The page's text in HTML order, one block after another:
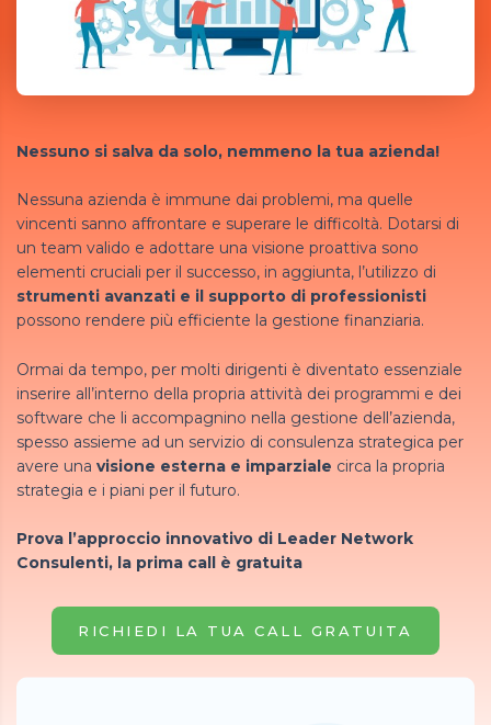
Nessuno si salva da solo, nemmeno la tua azienda!
Nessuna azienda è immune dai problemi, ma quelle
vincenti sanno affrontare e superare le difficoltà. Dotarsi di
un team valido e adottare una visione proattiva sono
elementi cruciali per il successo, in aggiunta, l’utilizzo di
strumenti avanzati e il supporto di professionisti
possono rendere più efficiente la gestione finanziaria.
Ormai da tempo, per molti dirigenti è diventato essenziale
inserire all’interno della propria attività dei programmi e dei
software che li accompagnino nella gestione dell’azienda,
spesso assieme ad un servizio di consulenza strategica per
avere una visione esterna e imparziale circa la propria
strategia e i piani per il futuro.
Prova l’approccio innovativo di Leader Network
Consulenti, la prima call è gratuita
RICHIEDI LA TUA CALL GRATUITA